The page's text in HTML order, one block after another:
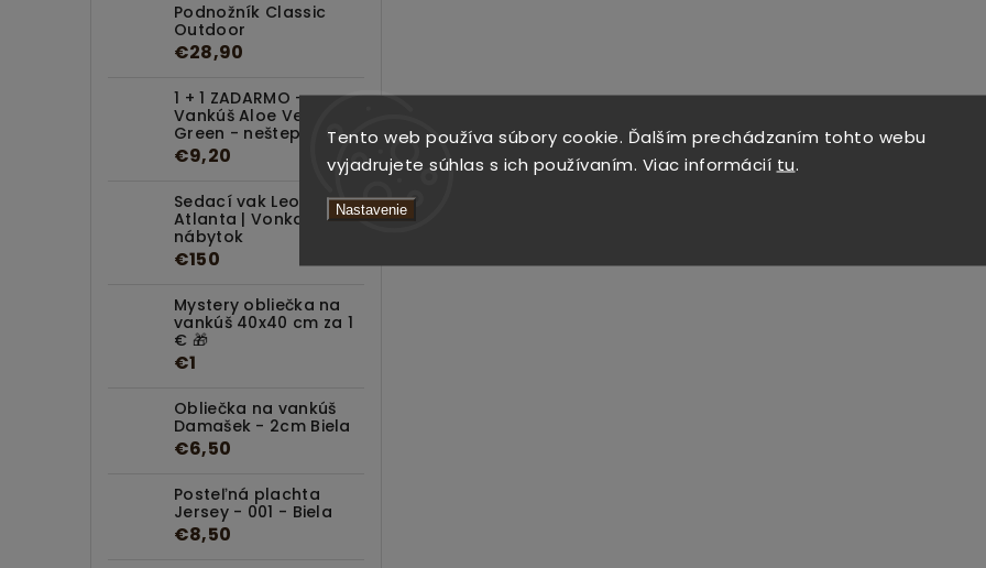
Tento web používa súbory cookie. Ďalším prechádzaním tohto webu
vyjadrujete súhlas s ich používaním. Viac informácií tu.
Nastavenie
Podnožník Classic
Outdoor
€28,90
1 + 1 ZADARMO -
Vankúš Aloe Vera
Green - neštepovaný
€9,20
Sedací vak Leone
Atlanta | Vonkajší
nábytok
€150
Mystery obliečka na
vankúš 40x40 cm za 1
€ 🎁
€1
Obliečka na vankúš
Damašek - 2cm Biela
€6,50
Posteľná plachta
Jersey - 001 - Biela
€8,50